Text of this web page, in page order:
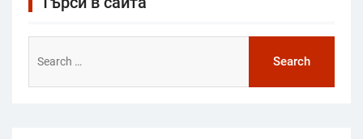
for: